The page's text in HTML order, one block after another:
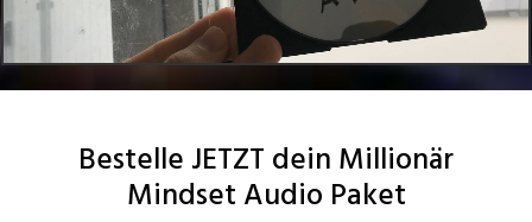
Bestelle JETZT dein Millionär
Mindset Audio Paket